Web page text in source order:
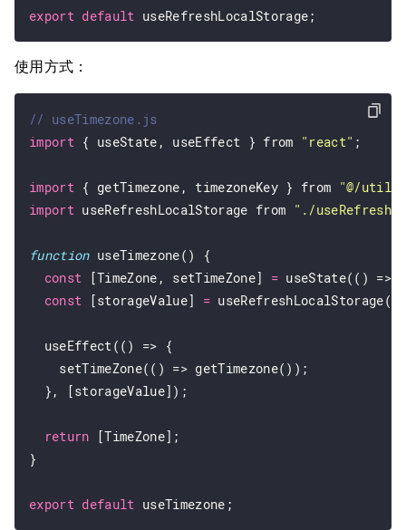
export default
使用方式：
import { useState, useEffect } from "react" ;
import { getTimezone, timezoneKey } from "@/
import useRefreshLocalStorage from "./
function useTimezone() {
const [TimeZone, setTimeZone] = useState(() =>
const [storageValue] =
  useEffect(() => {
    setTimeZone(() => getTimezone());
  }, [storageValue]);
return [TimeZone];
}
export default